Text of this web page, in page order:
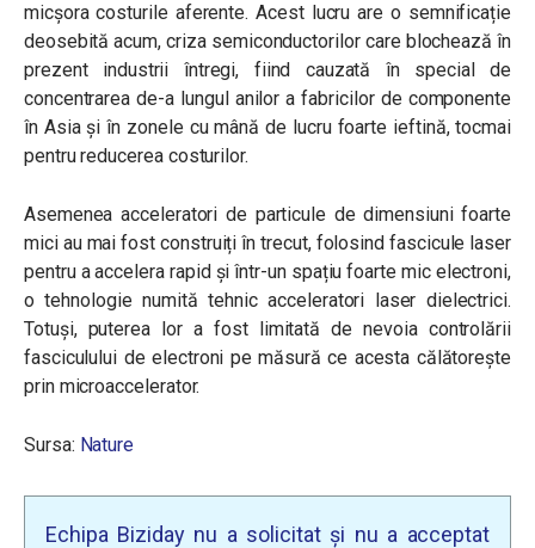
micșora costurile aferente. Acest lucru are o semnificație
deosebită acum, criza semiconductorilor care blochează în
prezent industrii întregi, fiind cauzată în special de
concentrarea de-a lungul anilor a fabricilor de componente
în Asia și în zonele cu mână de lucru foarte ieftină, tocmai
pentru reducerea costurilor.
Asemenea acceleratori de particule de dimensiuni foarte
mici au mai fost construiți în trecut, folosind fascicule laser
pentru a accelera rapid și într-un spațiu foarte mic electroni,
o tehnologie numită tehnic acceleratori laser dielectrici.
Totuși, puterea lor a fost limitată de nevoia controlării
fasciculului de electroni pe măsură ce acesta călătorește
prin microaccelerator.
Sursa: Nature
Echipa Biziday nu a solicitat și nu a acceptat